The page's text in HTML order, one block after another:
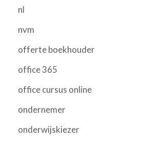
nl
nvm
offerte boekhouder
office 365
office cursus online
ondernemer
onderwijskiezer